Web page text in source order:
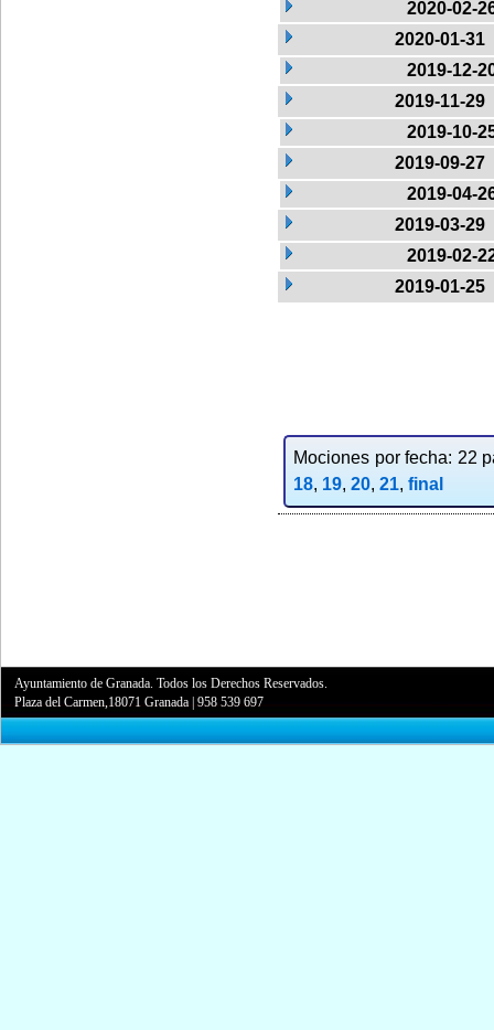
2020-02-
2020-01-31
2019-12-
2019-11-29
2019-10-
2019-09-27
2019-04-
2019-03-29
2019-02-
2019-01-25
Mociones por fecha: 22
18, 19, 20, 21, final
Ayuntamiento de Granada. Todos los Derechos Reservados.
Plaza del Carmen,18071 Granada |958 539 697